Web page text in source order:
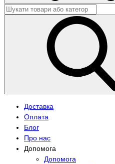
Доставка
Оплата
Блог
Про нас
Допомога
Допомога